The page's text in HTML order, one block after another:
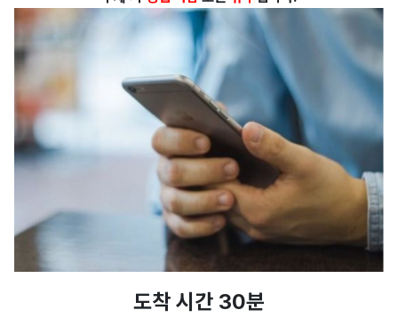
도착 시간 30분